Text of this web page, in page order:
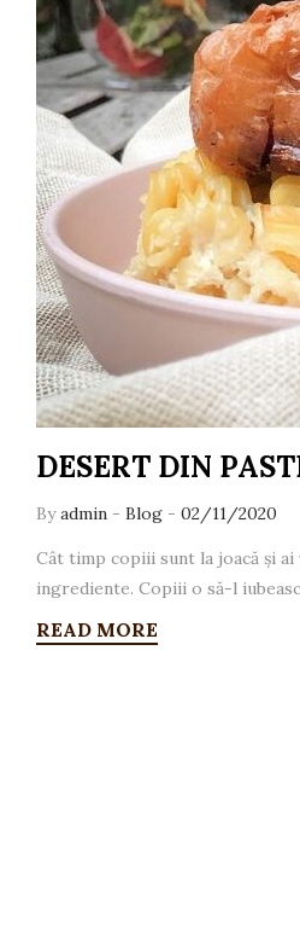
DESERT DIN
Byadmin - Blog - 02/11/2020
Cât timp copiii sunt la joacă și
ingrediente. Copiii o să-l
READ MORE